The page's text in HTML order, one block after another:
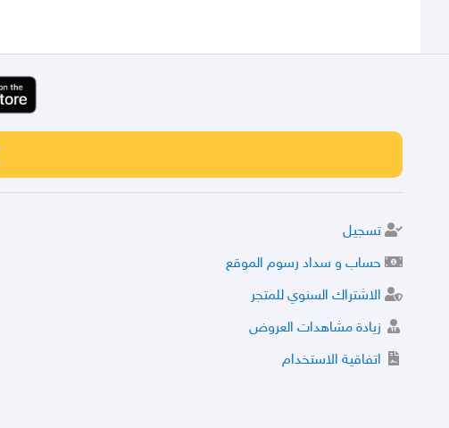
تسجيل
حساب و سداد رسوم الموقع
الاشتراك السنوي للمتجر
زيادة مشاهدات العروض
اتفاقية الاستخدام